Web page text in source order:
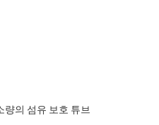
량의 섬유 보호 튜브